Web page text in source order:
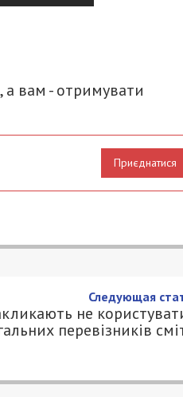
вам - отримувати
Приєднатися
Следующая
не
перевізників